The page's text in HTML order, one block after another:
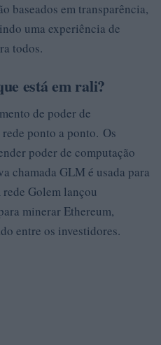
baseados em transparência,
uma experiência de
todos.
está em rali?
de poder de
ponto a ponto. Os
poder de computação
chamada GLM é usada para
Golem lançou
minerar Ethereum,
entre os investidores.